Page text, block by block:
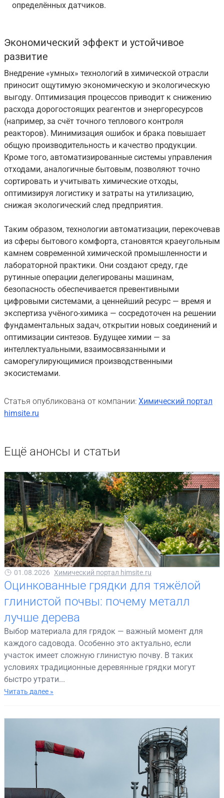
определённых датчиков.
Экономический эффект и устойчивое
развитие
Внедрение «умных» технологий в химической отрасли
приносит ощутимую экономическую и экологическую
выгоду. Оптимизация процессов приводит к снижению
расхода дорогостоящих реагентов и энергоресурсов
(например, за счёт точного теплового контроля
реакторов). Минимизация ошибок и брака повышает
общую производительность и качество продукции.
Кроме того, автоматизированные системы управления
отходами, аналогичные бытовым, позволяют точно
сортировать и учитывать химические отходы,
оптимизируя логистику и затраты на утилизацию,
снижая экологический след предприятия.
Таким образом, технологии автоматизации, перекочевав
из сферы бытового комфорта, становятся краеугольным
камнем современной химической промышленности и
лабораторной практики. Они создают среду, где
рутинные операции делегированы машинам,
безопасность обеспечивается превентивными
цифровыми системами, а ценнейший ресурс — время и
экспертиза учёного-химика — сосредоточен на решении
фундаментальных задач, открытии новых соединений и
оптимизации синтезов. Будущее химии — за
интеллектуальными, взаимосвязанными и
саморегулирующимися производственными
экосистемами.
Статья опубликована от компании: Химический портал
himsite.ru
Ещё анонсы и статьи
01.08.2026 Химический портал himsite.ru
Оцинкованные грядки для тяжёлой
глинистой почвы: почему металл
лучше дерева
Выбор материала для грядок — важный момент для
каждого садовода. Особенно это актуально, если
участок имеет сложную глинистую почву. В таких
условиях традиционные деревянные грядки могут
быстро утрати...
Читать далее »